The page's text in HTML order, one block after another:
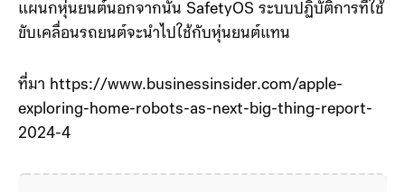
แผนกหุ่นยนต์นอกจากนั้น SafetyOS ระบบปฏิบัติการที่ใช้
ขับเคลื่อนรถยนต์จะนำไปใช้กับหุ่นยนต์แทน
ที่มา https://www.businessinsider.com/apple-
exploring-home-robots-as-next-big-thing-report-
2024-4